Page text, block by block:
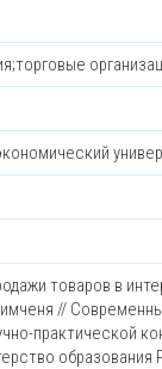
товаров в
//
практической